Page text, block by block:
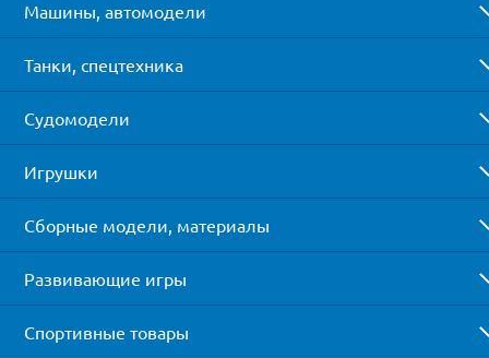
Машины, автомодели
Танки, спецтехника
Судомодели
Игрушки
Сборные модели, материалы
Развивающие игры
Спортивные товары